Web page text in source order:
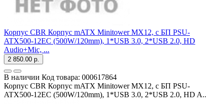
Корпус CBR Корпус mATX Minitower MX12, c БП PSU-
ATX500-12EC (500W/120mm), 1*USB 3.0, 2*USB 2.0, HD
Audio+Mic, ...
2 850.00 р.
В наличии Код товара: 000617864
Корпус CBR Корпус mATX Minitower MX12, c БП PSU-
ATX500-12EC (500W/120mm), 1*USB 3.0, 2*USB 2.0, HD A..